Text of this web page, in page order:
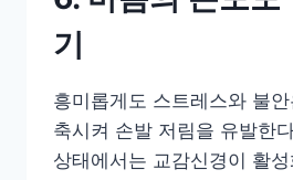
기
흥미롭게도 스트레스와 불
축시켜 손발 저림을 유발한
상태에서는 교감신경이 활